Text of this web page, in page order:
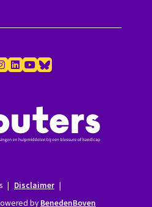
| Disclaimer |
by BenedenBoven